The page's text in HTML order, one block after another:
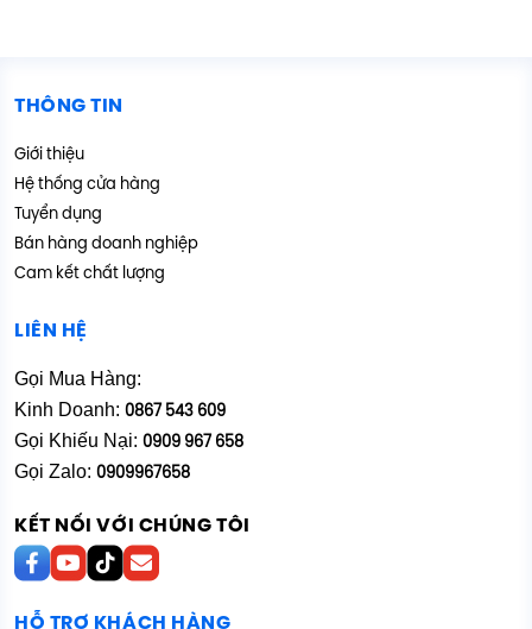
THÔNG TIN
Giới thiệu
Hệ thống cửa hàng
Tuyển dụng
Bán hàng doanh nghiệp
Cam kết chất lượng
LIÊN HỆ
Gọi Mua Hàng:
Kinh Doanh: 0867 543 609
Gọi Khiếu Nại: 0909 967 658
Gọi Zalo: 0909967658
KẾT NỐI VỚI CHÚNG TÔI
HỖ TRỢ KHÁCH HÀNG